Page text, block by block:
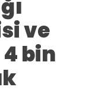
ve
bin